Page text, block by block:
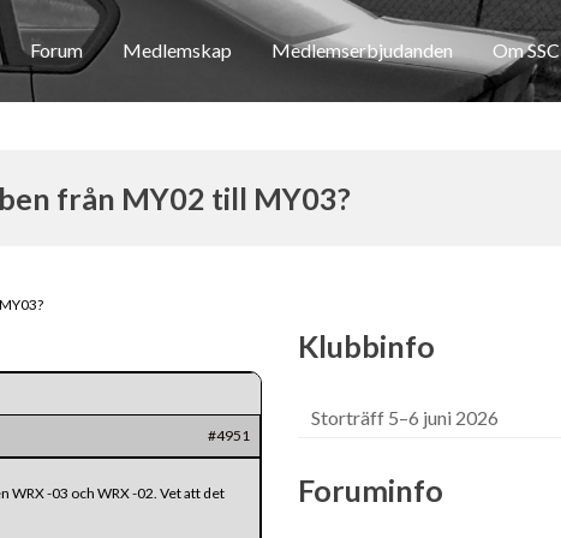
Forum Medlemskap Medlemserbjudanden Om SSC
från MY02 till MY03?
#4951
WRX -03 och WRX -02. Vet att det
Klubbinfo
Storträff 5–6 juni 2026
Foruminfo